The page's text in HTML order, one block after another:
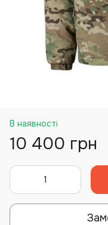
В наявності
10 400 грн